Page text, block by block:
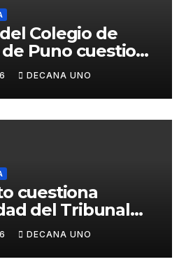
Colegio de
Puno cuestiona
sobre seguridad
DECANA UNO
cuestiona
del Tribunal
tras liberación
DECANA UNO